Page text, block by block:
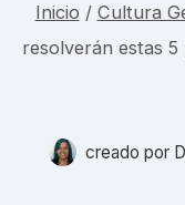
Inicio / Cultura
resolverán estas 5
creado por